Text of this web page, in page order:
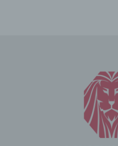
Internetbrowser oder andere
gelöscht werden. Dies ist in
Internetbrowsern möglich.
Person die Setzung von
Internetbrowser, sind unter
Funktionen unserer